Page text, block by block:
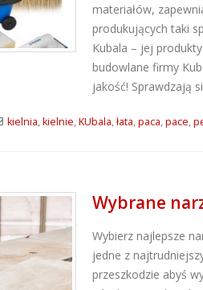
materiałów,
produkujących taki
Kubala – jej
budowlane firmy
jakość! Sprawdzają
kielnia,kielnie,KUbala,łata,paca,pace,
Wybrane
Wybierz najlepsze
jedne z
przeszkodzie abyś
3G –
i OSB
Dlaczego
kleje Grip All
2026-06-16
Super
2026-05-27